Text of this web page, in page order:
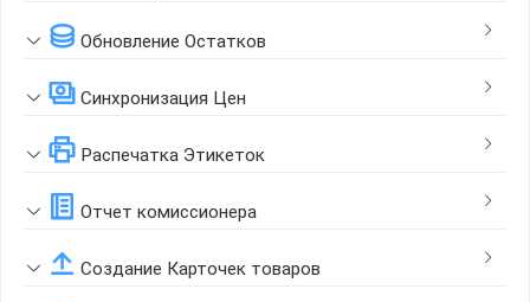
Обновление Остатков
Синхронизация Цен
Распечатка Этикеток
Отчет комиссионера
Создание Карточек товаров